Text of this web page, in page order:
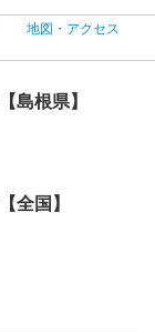
地図・アクセス
島根県】
全国】